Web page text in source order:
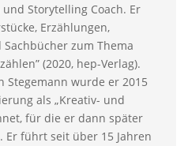
Storytelling Coach. Er
Erzählungen,
zum Thema
(2020, hep-Verlag).
Stegemann wurde er 2015
als „Kreativ- und
für die er dann später
Er führt seit über 15 Jahren